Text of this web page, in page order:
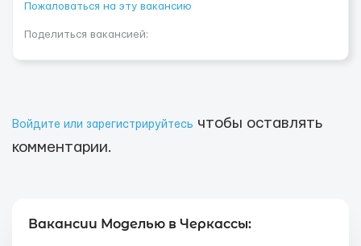
Пожаловаться на эту вакансию
Поделиться вакансией:
Войдите или зарегистрируйтесь чтобы оставлять
комментарии.
Вакансии Моделью в Черкассы: